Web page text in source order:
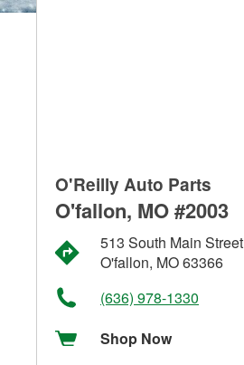
O'Reilly Auto Parts
O'fallon, MO #2003
513 South Main Street
O'fallon, MO 63366
(636) 978-1330
Shop Now